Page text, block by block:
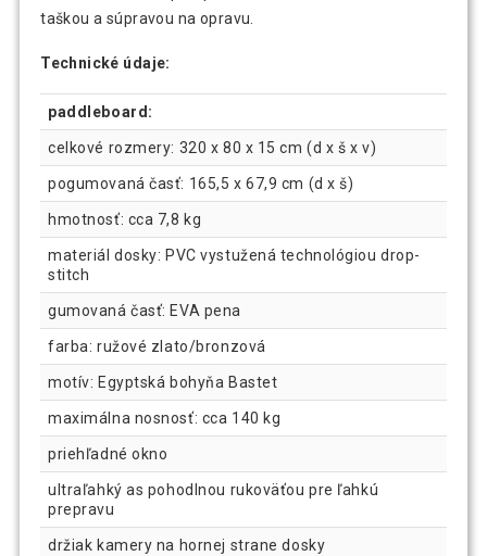
taškou a súpravou na opravu.
Technické údaje:
paddleboard:
celkové rozmery: 320 x 80 x 15 cm (d x š x v)
pogumovaná časť: 165,5 x 67,9 cm (d x š)
hmotnosť: cca 7,8 kg
materiál dosky: PVC vystužená technológiou drop-
stitch
gumovaná časť: EVA pena
farba: ružové zlato/bronzová
motív: Egyptská bohyňa Bastet
maximálna nosnosť: cca 140 kg
priehľadné okno
ultraľahký as pohodlnou rukoväťou pre ľahkú
prepravu
držiak kamery na hornej strane dosky